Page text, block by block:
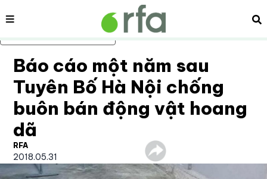
Bỏ qua nội dung chính
Nội dung
Báo cáo một năm sau
Tuyên Bố Hà Nội chống
buôn bán động vật hoang
dã
RFA
2018.05.31